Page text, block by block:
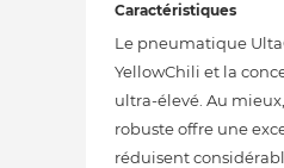
Caractéristiques
Le pneumatique
YellowChili et la
ultra-élevé. Au
robuste offre une
réduisent